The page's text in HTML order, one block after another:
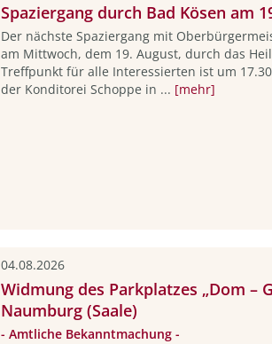
Spaziergang durch Bad Kösen am
Der nächste Spaziergang mit
am Mittwoch, dem 19. August, durch das
Treffpunkt für alle Interessierten ist um
der Konditorei Schoppe in ... [mehr]
04.08.2026
Widmung des Parkplatzes „Dom –
Naumburg (Saale)
- Amtliche Bekanntmachung -